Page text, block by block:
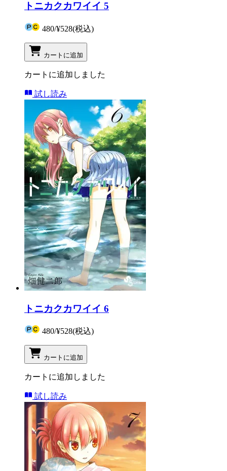
トニカクカワイイ 5
480/¥528(税込)
カートに追加
カートに追加しました
試し読み
トニカクカワイイ 6
480/¥528(税込)
カートに追加
カートに追加しました
試し読み